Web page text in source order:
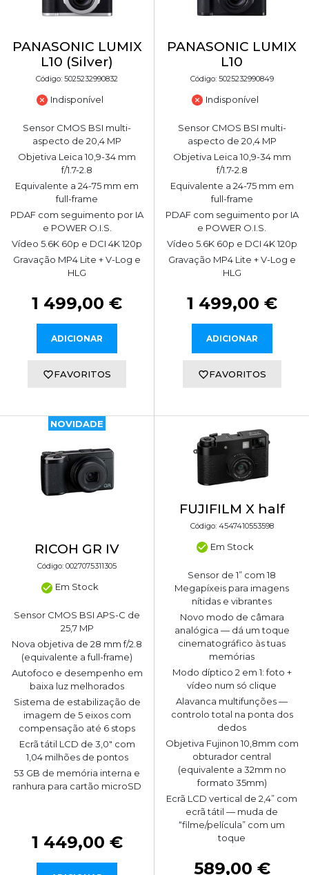
PANASONIC LUMIX
L10 (Silver)
Código: 5025232990832
Indisponível
Sensor CMOS BSI multi-
aspecto de 20,4 MP
Objetiva Leica 10,9-34 mm
f/1.7-2.8
Equivalente a 24-75 mm em
full-frame
PDAF com seguimento por IA
e POWER O.I.S.
Vídeo 5.6K 60p e DCI 4K 120p
Gravação MP4 Lite + V-Log e
HLG
1 499,00 €
ADICIONAR
FAVORITOS
PANASONIC LUMIX
L10
Código: 5025232990849
Indisponível
Sensor CMOS BSI multi-
aspecto de 20,4 MP
Objetiva Leica 10,9-34 mm
f/1.7-2.8
Equivalente a 24-75 mm em
full-frame
PDAF com seguimento por IA
e POWER O.I.S.
Vídeo 5.6K 60p e DCI 4K 120p
Gravação MP4 Lite + V-Log e
HLG
1 499,00 €
ADICIONAR
FAVORITOS
NOVIDADE
RICOH GR IV
Código: 0027075311305
Em Stock
Sensor CMOS BSI APS-C de
25,7 MP
Nova objetiva de 28 mm f/2.8
(equivalente a full-frame)
Autofoco e desempenho em
baixa luz melhorados
Sistema de estabilização de
imagem de 5 eixos com
compensação até 6 stops
Ecrã tátil LCD de 3,0" com
1,04 milhões de pontos
53 GB de memória interna e
ranhura para cartão microSD
1 449,00 €
FUJIFILM X half
Código: 4547410553598
Em Stock
Sensor de 1” com 18
Megapíxeis para imagens
nítidas e vibrantes
Novo modo de câmara
analógica — dá um toque
cinematográfico às tuas
memórias
Modo díptico 2 em 1: foto +
vídeo num só clique
Alavanca multifunções —
controlo total na ponta dos
dedos
Objetiva Fujinon 10,8mm com
obturador central
(equivalente a 32mm no
formato 35mm)
Ecrã LCD vertical de 2,4” com
ecrã tátil — muda de
“filme/película” com um
toque
589,00 €